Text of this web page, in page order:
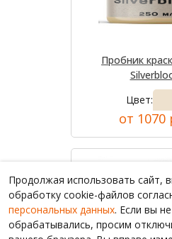
Пробник
Цвет:
от 1070
Продолжая использовать сайт,
обработку cookie-файлов
персональных данных. Если вы
обрабатывались, просим